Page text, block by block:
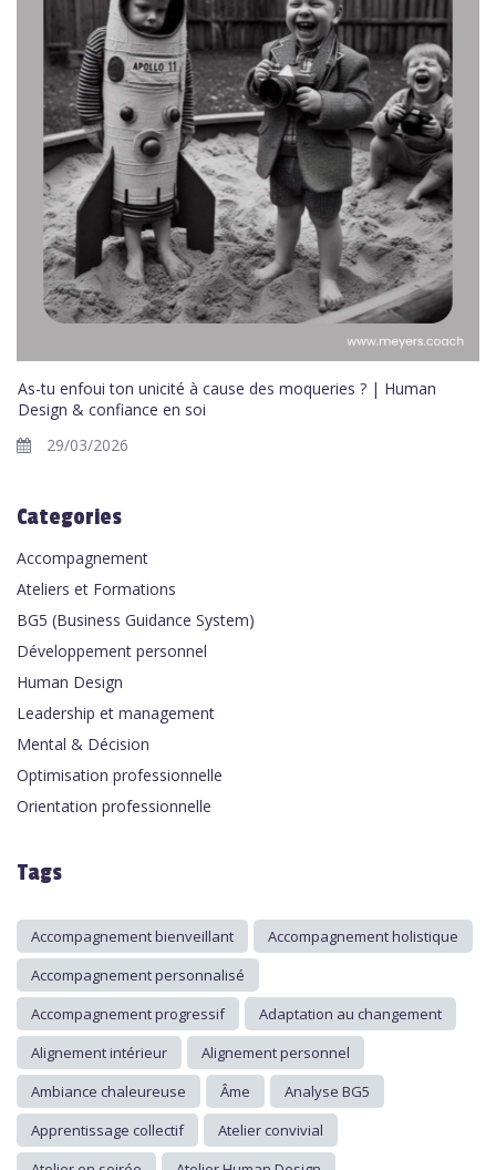
As-tu enfoui ton unicité à cause des moqueries ? | Human
Design & confiance en soi
29/03/2026
Categories
Accompagnement
Ateliers et Formations
BG5 (Business Guidance System)
Développement personnel
Human Design
Leadership et management
Mental & Décision
Optimisation professionnelle
Orientation professionnelle
Tags
Accompagnement bienveillant
Accompagnement holistique
Accompagnement personnalisé
Accompagnement progressif
Adaptation au changement
Alignement intérieur
Alignement personnel
Ambiance chaleureuse
Âme
Analyse BG5
Apprentissage collectif
Atelier convivial